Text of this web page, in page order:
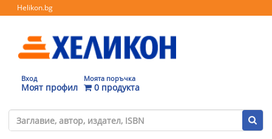
Helikon.bg
Вход
Моят профил
Моята поръчка
0 продукта